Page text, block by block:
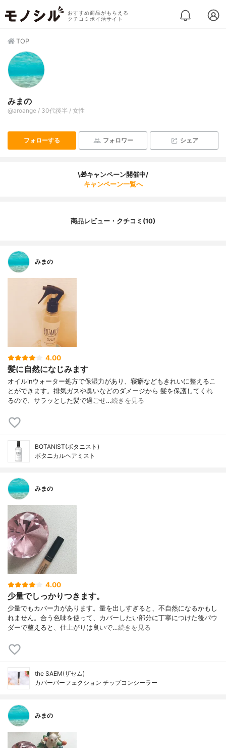
おすすめ商品がもらえる
クチコミポイ活サイト
TOP
みまの
@aroange / 30代後半 / 女性
フォローする フォロワー シェア
\🎁キャンペーン開催中/
キャンペーン一覧へ
商品レビュー・クチコミ(10)
みまの
4.00
髪に自然になじみます
オイルinウォーター処方で保湿力があり、寝癖などもきれいに整えるこ
とができます。排気ガスや臭いなどのダメージから 髪を保護してくれ
るので、サラッとした髪で過ごせ…続きを見る
BOTANIST(ボタニスト)
ボタニカルヘアミスト
みまの
4.00
少量でしっかりつきます。
少量でもカバー力があります。量を出しすぎると、不自然になるかもし
れません。合う色味を使って、カバーしたい部分に丁寧につけた後パウ
ダーで整えると、仕上がりは良いで…続きを見る
the SAEM(ザセム)
カバーパーフェクション チップコンシーラー
みまの